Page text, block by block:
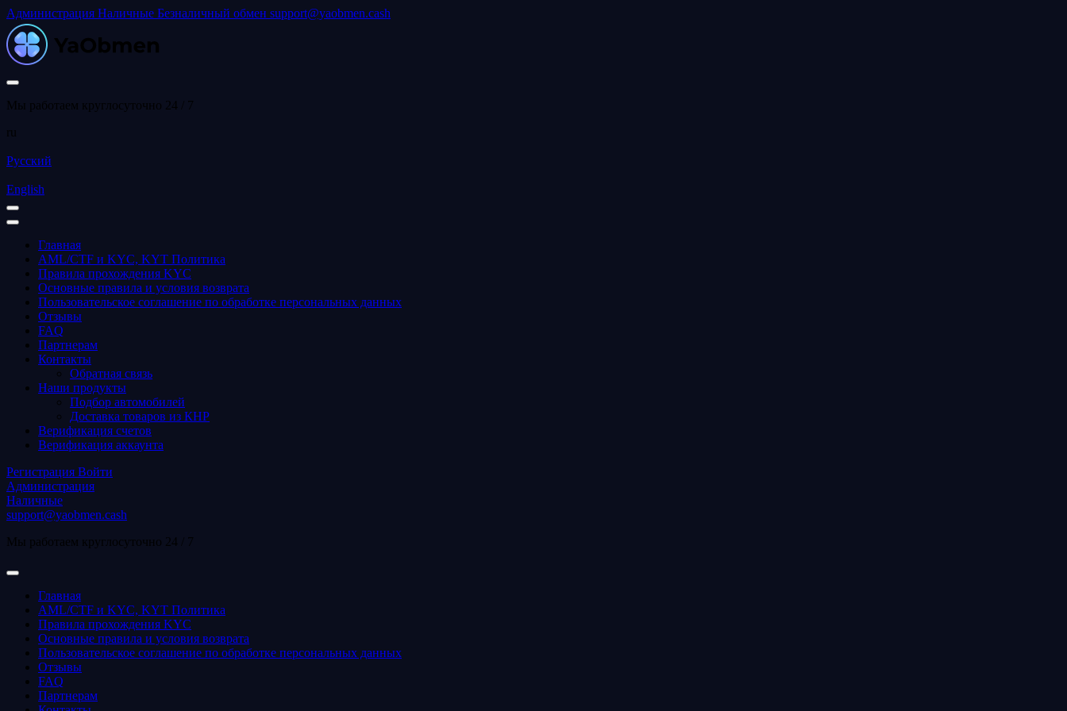
Администрация Наличные Безналичный обмен support@yaobmen.cash
Мы работаем круглосуточно 24 / 7
ru
Русский
English
Главная
AML/CTF и KYC, KYT Политика
Правила прохождения KYC
Основные правила и условия возврата
Пользовательское соглашение по обработке персональных данных
Отзывы
FAQ
Партнерам
Контакты
Обратная связь
Наши продукты
Подбор автомобилей
Доставка товаров из КНР
Верификация счетов
Верификация аккаунта
Регистрация Войти
Администрация
Наличные
support@yaobmen.cash
Мы работаем круглосуточно 24 / 7
Главная
AML/CTF и KYC, KYT Политика
Правила прохождения KYC
Основные правила и условия возврата
Пользовательское соглашение по обработке персональных данных
Отзывы
FAQ
Партнерам